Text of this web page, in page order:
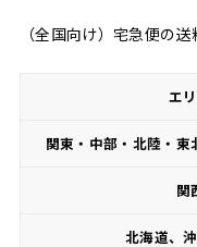
（全国向け）宅急便の送
エ
関東・中部・北陸・
関
北海道、